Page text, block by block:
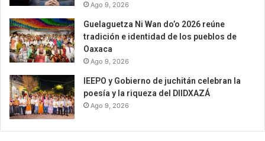
Ago 9, 2026
Guelaguetza Ni Wan do’o 2026 reúne
tradición e identidad de los pueblos de
Oaxaca
Ago 9, 2026
IEEPO y Gobierno de juchitán celebran la
poesía y la riqueza del DIIDXAZÁ
Ago 9, 2026